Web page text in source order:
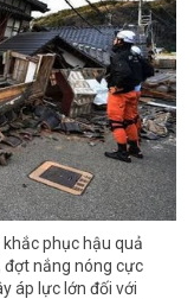
phục hậu quả
nắng nóng cực
áp lực lớn đối với